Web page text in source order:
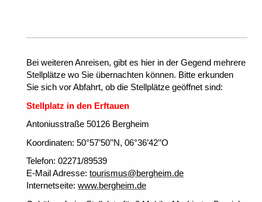
Bei weiteren Anreisen, gibt es hier in der Gegend mehrere
Stellplätze wo Sie übernachten können. Bitte erkunden
Sie sich vor Abfahrt, ob die Stellplätze geöffnet sind:
Stellplatz in den Erftauen
Antoniusstraße 50126 Bergheim
Koordinaten: 50°57’50’’N, 06°36’42’’O
Telefon: 02271/89539
E-Mail Adresse: tourismus@bergheim.de
Internetseite: www.bergheim.de